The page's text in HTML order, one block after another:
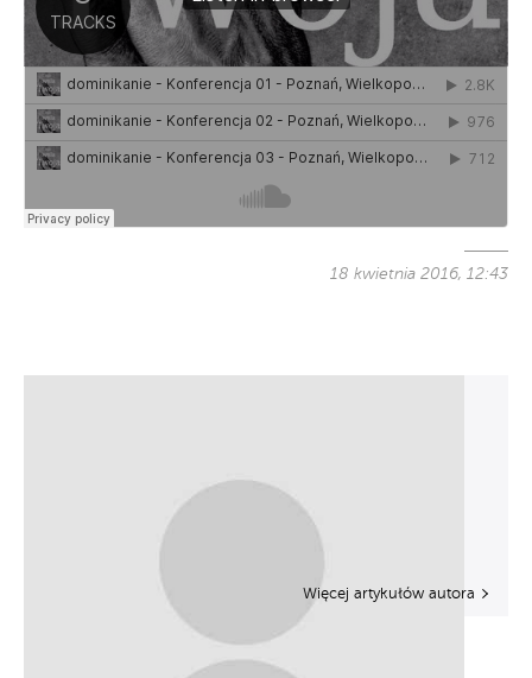
18 kwietnia 2016, 12:43
Więcej artykułów autora